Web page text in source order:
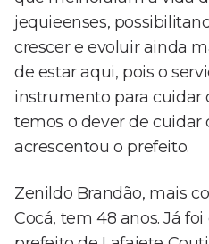
jequieenses,
crescer e evoluir ainda
de estar aqui, pois o
instrumento para cuidar
temos o dever de cuidar
acrescentou o prefeito.
Zenildo Brandão, mais
Cocá, tem 48 anos. Já